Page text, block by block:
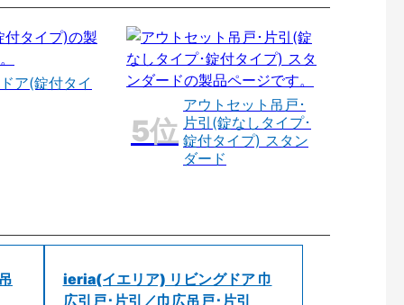
ア(錠付タイ
アウトセット吊戸･
片引(錠なしタイプ･
錠付タイプ) スタン
ダード
ieria(イエリア) リビングドア 巾
広引戸･片引／巾広吊戸･片引